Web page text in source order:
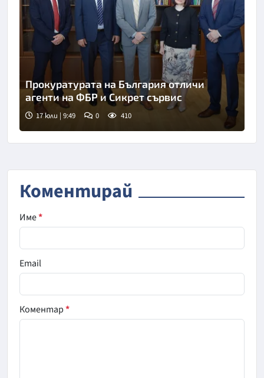
Снимка: ПРБ
Прокуратурата на България отличи
агенти на ФБР и Сикрет сървис
17 юли | 9:49 0 410
Коментирай
Име*
Email
Коментар*